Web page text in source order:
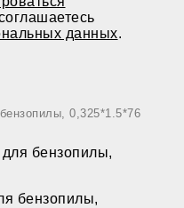
данных.
0,325*1.5*76
бензопилы,